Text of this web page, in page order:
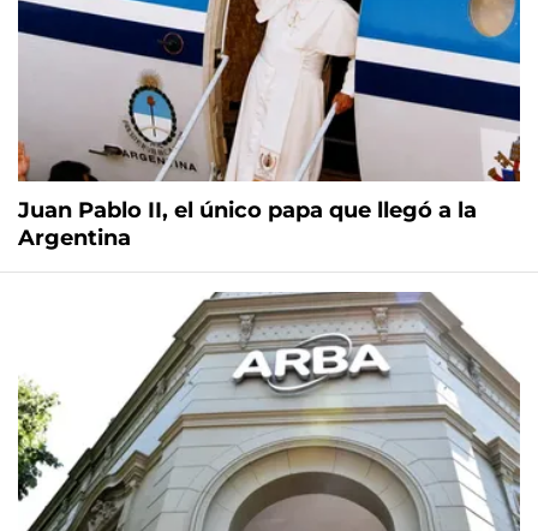
Juan Pablo II, el único papa que llegó a la
Argentina